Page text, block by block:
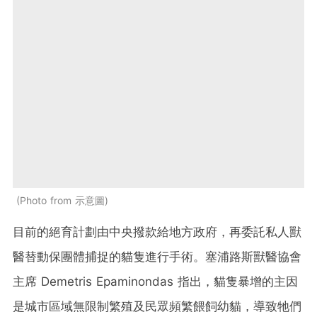
Photo from 示意圖
目前的絕育計劃由中央撥款給地方政府，再委託私人獸
醫替動保團體捕捉的貓隻進行手術。塞浦路斯獸醫協會
主席 Demetris Epaminondas 指出，貓隻暴增的主因
是城市區域無限制繁殖及民眾頻繁餵飼幼貓，導致牠們